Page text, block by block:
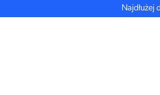
Najdłużej